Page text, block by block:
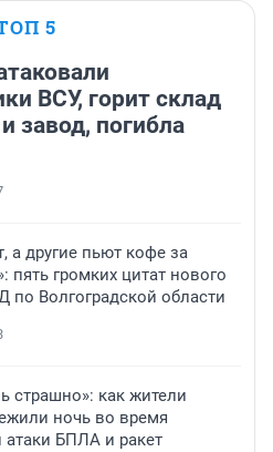
5
ВСУ, горит склад
завод, погибла
а другие пьют кофе за
пять громких цитат нового
по Волгоградской области
страшно»: как жители
ночь во время
БПЛА и ракет